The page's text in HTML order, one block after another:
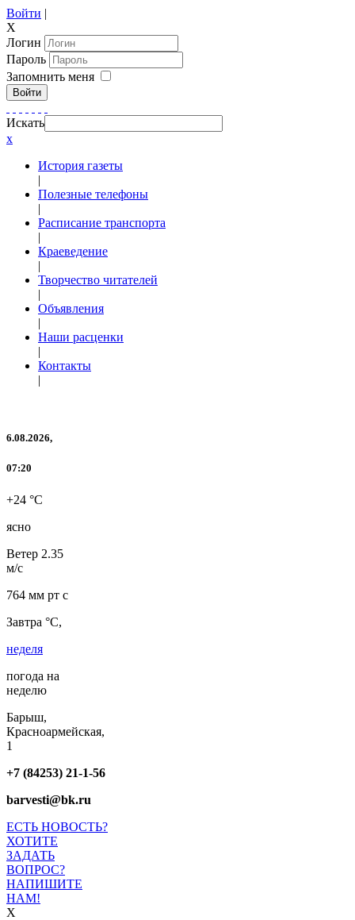
Войти |
X
Логин
Пароль
Запомнить меня
Войти
Искать
x
История газеты
|
Полезные телефоны
|
Расписание транспорта
|
Краеведение
|
Творчество читателей
|
Объявления
|
Наши расценки
|
Контакты
|
6.08.2026,
07:20
+24 °C
ясно
Ветер 2.35
м/с
764 мм рт с
Завтра °C,
неделя
погода на
неделю
Барыш,
Красноармейская,
1
+7 (84253) 21-1-56
barvesti@bk.ru
ЕСТЬ НОВОСТЬ?
ХОТИТЕ
ЗАДАТЬ
ВОПРОС?
НАПИШИТЕ
НАМ!
X